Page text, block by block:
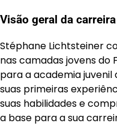
Visão geral da
Stéphane Lichtsteiner
nas camadas jovens do
para a academia juvenil
suas primeiras
suas habilidades e
a base para a sua